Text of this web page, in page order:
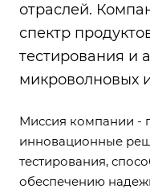
отраслей.
спектр
тестирования и
микроволновых
Миссия компании -
инновационные
тестирования,
обеспечению